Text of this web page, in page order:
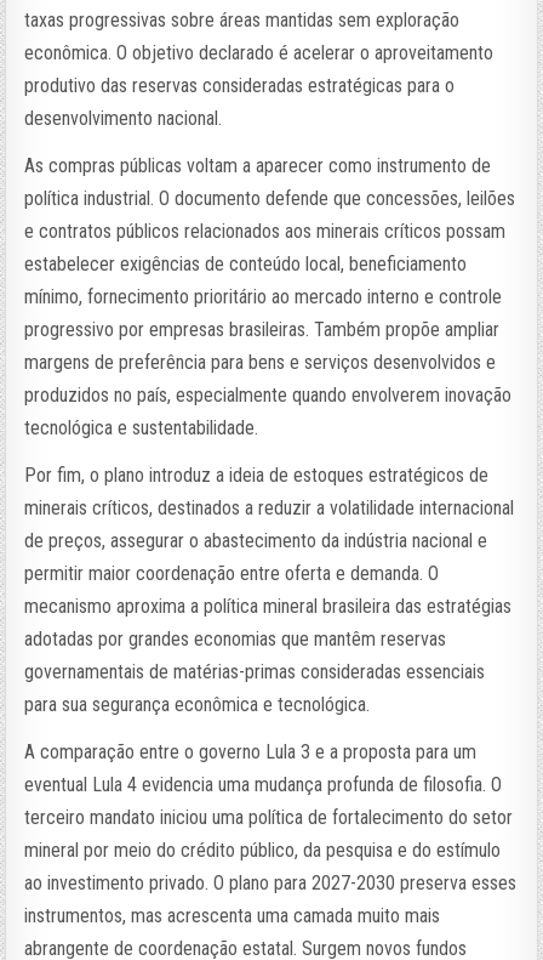
taxas progressivas sobre áreas mantidas sem exploração
econômica. O objetivo declarado é acelerar o aproveitamento
produtivo das reservas consideradas estratégicas para o
desenvolvimento nacional.
As compras públicas voltam a aparecer como instrumento de
política industrial. O documento defende que concessões, leilões
e contratos públicos relacionados aos minerais críticos possam
estabelecer exigências de conteúdo local, beneficiamento
mínimo, fornecimento prioritário ao mercado interno e controle
progressivo por empresas brasileiras. Também propõe ampliar
margens de preferência para bens e serviços desenvolvidos e
produzidos no país, especialmente quando envolverem inovação
tecnológica e sustentabilidade.
Por fim, o plano introduz a ideia de estoques estratégicos de
minerais críticos, destinados a reduzir a volatilidade internacional
de preços, assegurar o abastecimento da indústria nacional e
permitir maior coordenação entre oferta e demanda. O
mecanismo aproxima a política mineral brasileira das estratégias
adotadas por grandes economias que mantêm reservas
governamentais de matérias-primas consideradas essenciais
para sua segurança econômica e tecnológica.
A comparação entre o governo Lula 3 e a proposta para um
eventual Lula 4 evidencia uma mudança profunda de filosofia. O
terceiro mandato iniciou uma política de fortalecimento do setor
mineral por meio do crédito público, da pesquisa e do estímulo
ao investimento privado. O plano para 2027-2030 preserva esses
instrumentos, mas acrescenta uma camada muito mais
abrangente de coordenação estatal. Surgem novos fundos